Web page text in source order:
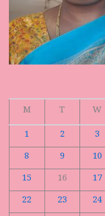
M
T W
1
2 3
8
9 10
15
16 17
22
23 24